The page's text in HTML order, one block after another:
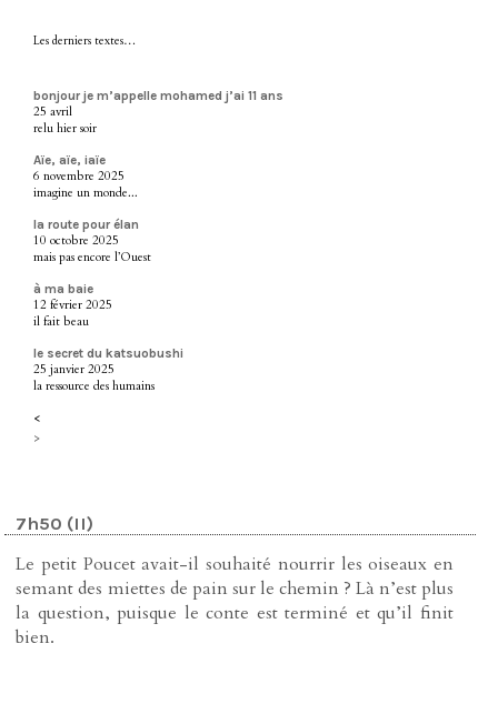
Les derniers textes…
bonjour je m’appelle mohamed j’ai 11 ans
25 avril
relu hier soir
Aïe, aïe, iaïe
6 novembre 2025
imagine un monde...
la route pour élan
10 octobre 2025
mais pas encore l’Ouest
à ma baie
12 février 2025
il fait beau
le secret du katsuobushi
25 janvier 2025
la ressource des humains
<
>
7h50 (II)
Le petit Poucet avait-il souhaité nourrir les oiseaux en
semant des miettes de pain sur le chemin ? Là n’est plus
la question, puisque le conte est terminé et qu’il finit
bien.